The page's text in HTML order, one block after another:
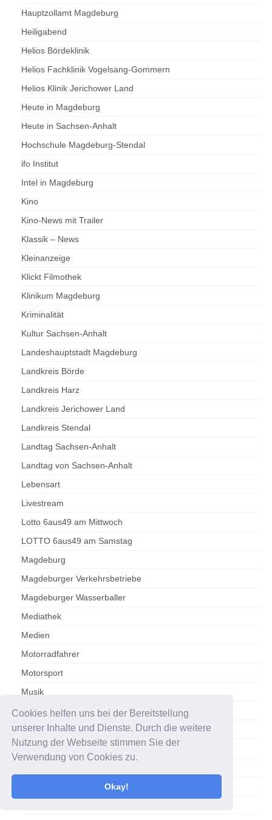
Cookies helfen uns bei der Bereitstellung
unserer Inhalte und Dienste. Durch die weitere
Nutzung der Webseite stimmen Sie der
Verwendung von Cookies zu.
Okay!
Hauptzollamt Magdeburg
Heiligabend
Helios Bördeklinik
Helios Fachklinik Vogelsang-Gommern
Helios Klinik Jerichower Land
Heute in Magdeburg
Heute in Sachsen-Anhalt
Hochschule Magdeburg-Stendal
ifo Institut
Intel in Magdeburg
Kino
Kino-News mit Trailer
Klassik – News
Kleinanzeige
Klickt Filmothek
Klinikum Magdeburg
Kriminalität
Kultur Sachsen-Anhalt
Landeshauptstadt Magdeburg
Landkreis Börde
Landkreis Harz
Landkreis Jerichower Land
Landkreis Stendal
Landtag Sachsen-Anhalt
Landtag von Sachsen-Anhalt
Lebensart
Livestream
Lotto 6aus49 am Mittwoch
LOTTO 6aus49 am Samstag
Magdeburg
Magdeburger Verkehrsbetriebe
Magdeburger Wasserballer
Mediathek
Medien
Motorradfahrer
Motorsport
Musik
MVB-Fahrtenschreiber
Nachbarland
NACHRICHTEN
Otto-von-Guericke-Universität